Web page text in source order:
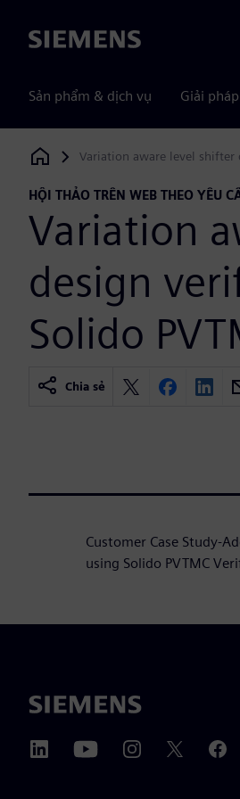
Siemens
Sản phẩm & dịch vụ Giải pháp
Siemens Digital Industries Software
Variation aware level shifter
HỘI THẢO TRÊN WEB THEO YÊU
Variation
design
Solido
Chia sẻ
Customer Case Study-
using Solido PVTMC